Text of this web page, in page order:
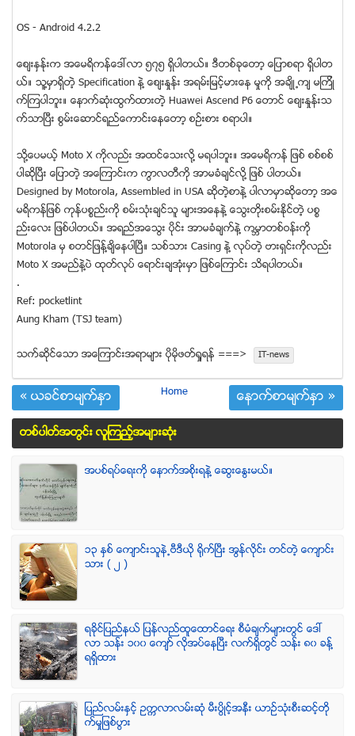
OS - Android 4.2.2
ေစ်းႏွနု္းက အေမရိကန္ေဒၚလာ ၅၇၅ ရွိပါတယ္။ ဒီတစ္ခုေတာ့ ေျပာစရာ ရွိပါတ
ယ္။ သူ႔မွာရွိတဲ့ Specification နဲ႔ ေစ်းႏွုန္း အရမ္းျမင့္မားေန မွုကို အခ်ိဳ ႔က် မၾကိဳ
က္ၾကပါဘူး။ ေနာက္ဆံုးထြက္ထားတဲ့ Huawei Ascend P6 ေတာင္ ေစ်းႏွုန္းသ
က္သာျပီး စြမ္းေဆာင္ရည္ေကာင္းေနေတာ့ စဥ္းစား စရာပါ။
သုိ႔ေပမယ့္ Moto X ကုိလည္း အထင္ေသးလို႔ မရပါဘူး။ အေမရိကန္ ျဖစ္ စစ္စစ္
ပါဆုိျပီး ေျပာတဲ့ အေၾကာင္းက ကြာလတီကို အာမခံခ်င္လို႔ ျဖစ္ ပါတယ္။
Designed by Motorola, Assembled in USA ဆုိတဲ့စာနဲ႔ ပါလာမွာဆုိေတာ့ အေ
မရိကန္ျဖစ္ ကုန္ပစၥည္းကို စမ္းသံုးခ်င္သူ မ်ားအေနနဲ႔ ေသြးတိုးစမ္းႏုိင္တဲ့ ပစၥ
ည္းေလး ျဖစ္ပါတယ္။ အရည္အေသြး ပိုင္း အာမခံခ်က္နဲ႔ ကမၻာတစ္ဝန္းကို
Motorola မွ စတင္ျဖန္႔ခ်ိေနပါျပီ။ သစ္သား Casing နဲ႔ လုပ္တဲ့ ဗားရွင္းကိုလည္း
Moto X အမည္နဲ႔ပဲ ထုတ္လုပ္ ေရာင္းခ်အံုးမွာ ျဖစ္ေၾကာင္း သိရပါတယ္။
.
Ref: pocketlint
Aung Kham (TSJ team)
သက္ဆုိင္ေသာ အေၾကာင္းအရာမ်ား ပုိမုိဖတ္ရႈရန္ ===> IT-news
« ယခင္စာမ်က္ႏွာ Home ေနာက္စာမ်က္ႏွာ »
တစ္ပါတ္အတြင္း လူၾကည့္အမ်ားဆံုး
အပစ္ရပ္ေရးကို ေနာက္အစိုးရနဲ႔ ေဆြးေႏြးမယ္။
၁၃ ႏွစ္ ေက်ာင္းသူနဲ႕ဗီဒီယို ရိုက္ျပီး အြန္လိုင္း တင္တဲ့ ေက်ာင္း
သား ( ၂ )
ရခုိင္ျပည္နယ္ ျပန္လည္ထူေထာင္ေရး စီမံခ်က္မ်ားတြင္ ေဒၚ
လာ သန္း ၁၀၀ ေက်ာ္ လုိအပ္ေနၿပီး လက္ရွိတြင္ သန္း ၈၀ ခန္႔
ရရွိထား
ျပည္လမ္းႏွင့္ ဥကၠလာလမ္းဆုံ မီးပြိဳင့္အနီး ယာဥ္သုံးစီးဆင့္တို
က္မႈျဖစ္ပြား